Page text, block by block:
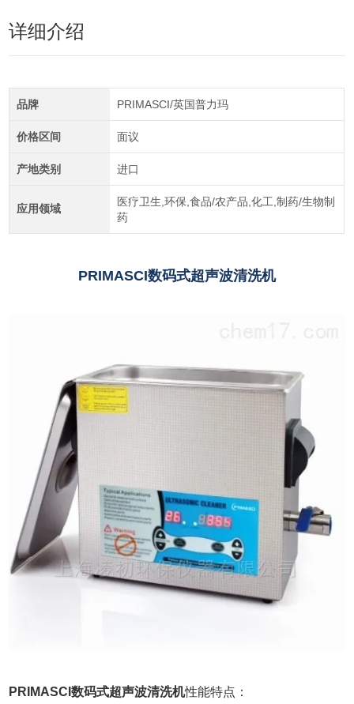
详细介绍
品牌 PRIMASCI/英国普力玛
价格区间 面议
产地类别 进口
应用领域
医疗卫生,环保,食品/农产品,化工,制药/生物制
药
PRIMASCI数码式超声波清洗机
PRIMASCI数码式超声波清洗机性能特点：